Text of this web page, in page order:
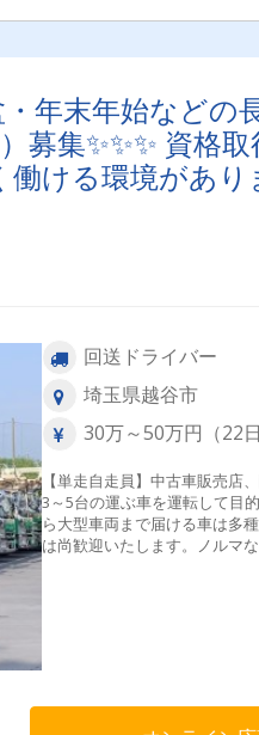
葉市、野田市、柏市、白井市
土浦市、水戸市、ひたちなか
市、宇都宮市、鹿沼市、佐野
宮城県等※上記以外のエリア
年末年始など
募集✨✨✨ 資格
ける環境があり
回送ドライバー
埼玉県越谷市
30万～50万円（22
【単走自走員】中古車販売店
3～5台の運ぶ車を運転して目
ら大型車両まで届ける車は多
は尚歓迎いたします。ノルマ
でき、自分のペースで仕事が
両